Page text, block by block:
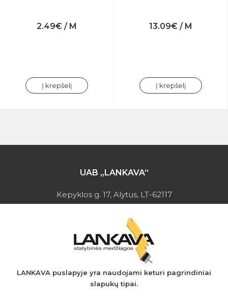
2.49€ / M
Į krepšelį
13.09€ / M
Į krepšelį
UAB „LANKAVA“
Kepyklos g. 17, Alytus, LT-62117
Įmonės kodas: 149728275
PVM mokėtojo kodas: LT497282716
A.s.: LT037044060001923651
AB SEB bankas
+370 610 42 222
LANKAVA puslapyje yra naudojami keturi pagrindiniai
slapukų tipai.